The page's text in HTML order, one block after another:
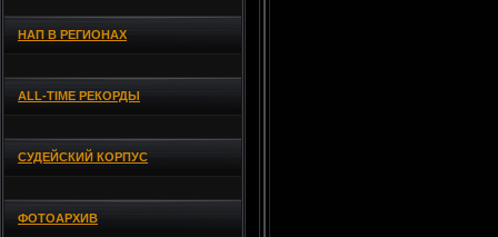
НАП В РЕГИОНАХ
ALL-TIME РЕКОРДЫ
СУДЕЙСКИЙ КОРПУС
ФОТОАРХИВ